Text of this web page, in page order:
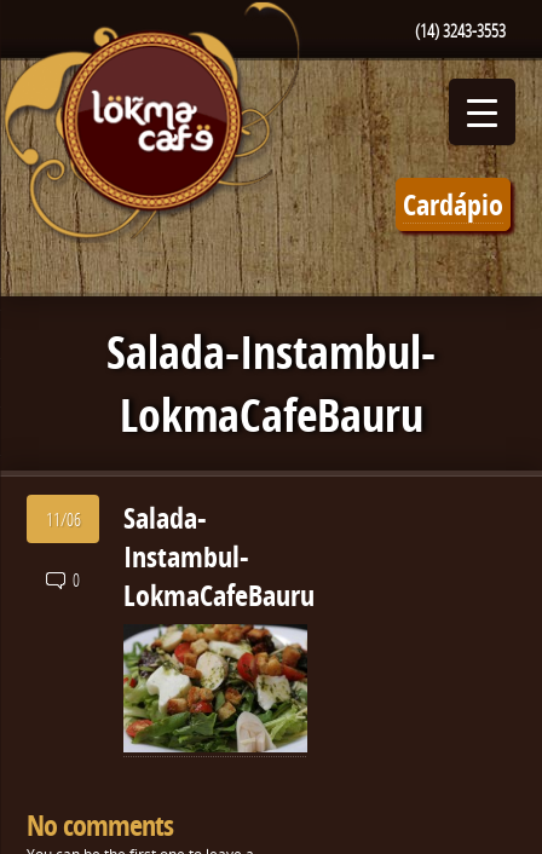
(14) 3243-3553
Cardápio
Salada-Instambul-
LokmaCafeBauru
11/06
0
Salada-
Instambul-
LokmaCafeBauru
No comments